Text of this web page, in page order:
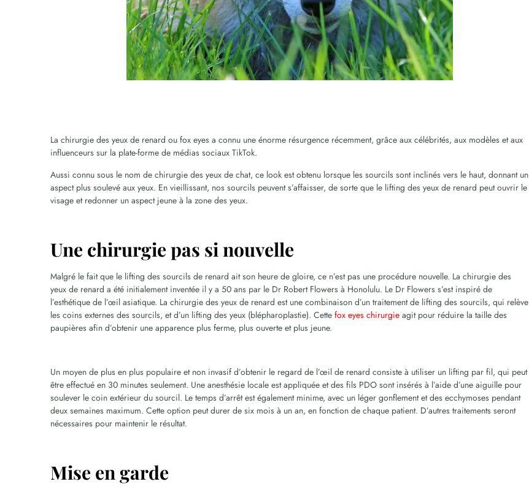
La chirurgie des yeux de renard ou fox eyes a connu une énorme résurgence récemment, grâce aux célébrités, aux modèles et aux
influenceurs sur la plate-forme de médias sociaux TikTok.
Aussi connu sous le nom de chirurgie des yeux de chat, ce look est obtenu lorsque les sourcils sont inclinés vers le haut, donnant un
aspect plus soulevé aux yeux. En vieillissant, nos sourcils peuvent s’affaisser, de sorte que le lifting des yeux de renard peut ouvrir le
visage et redonner un aspect jeune à la zone des yeux.
Une chirurgie pas si nouvelle
Malgré le fait que le lifting des sourcils de renard ait son heure de gloire, ce n’est pas une procédure nouvelle. La chirurgie des
yeux de renard a été initialement inventée il y a 50 ans par le Dr Robert Flowers à Honolulu. Le Dr Flowers s’est inspiré de
l’esthétique de l’œil asiatique. La chirurgie des yeux de renard est une combinaison d’un traitement de lifting des sourcils, qui relève
les coins externes des sourcils, et d’un lifting des yeux (blépharoplastie). Cettefox eyes chirurgie agit pour réduire la taille des
paupières afin d’obtenir une apparence plus ferme, plus ouverte et plus jeune.
Un moyen de plus en plus populaire et non invasif d’obtenir le regard de l’œil de renard consiste à utiliser un lifting par fil, qui peut
être effectué en 30 minutes seulement. Une anesthésie locale est appliquée et des fils PDO sont insérés à l’aide d’une aiguille pour
soulever le coin extérieur du sourcil. Le temps d’arrêt est également minime, avec un léger gonflement et des ecchymoses pendant
deux semaines maximum. Cette option peut durer de six mois à un an, en fonction de chaque patient. D’autres traitements seront
nécessaires pour maintenir le résultat.
Mise en garde